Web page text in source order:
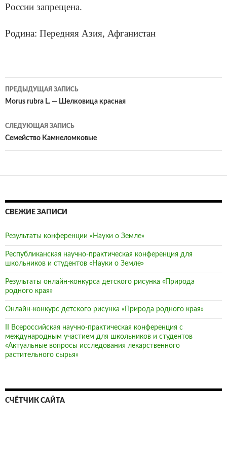
России запрещена.
Родина: Передняя Азия, Афганистан
Навигация
по
записям
ПРЕДЫДУЩАЯ ЗАПИСЬ
Morus rubra L. — Шелковица красная
СЛЕДУЮЩАЯ ЗАПИСЬ
Семейство Камнеломковые
СВЕЖИЕ ЗАПИСИ
Результаты конференции «Науки о Земле»
Республиканская научно-практическая конференция для
школьников и студентов «Науки о Земле»
Результаты онлайн-конкурса детского рисунка «Природа
родного края»
Онлайн-конкурс детского рисунка «Природа родного края»
II Всероссийская научно-практическая конференция с
международным участием для школьников и студентов
«Актуальные вопросы исследования лекарственного
растительного сырья»
СЧЁТЧИК САЙТА